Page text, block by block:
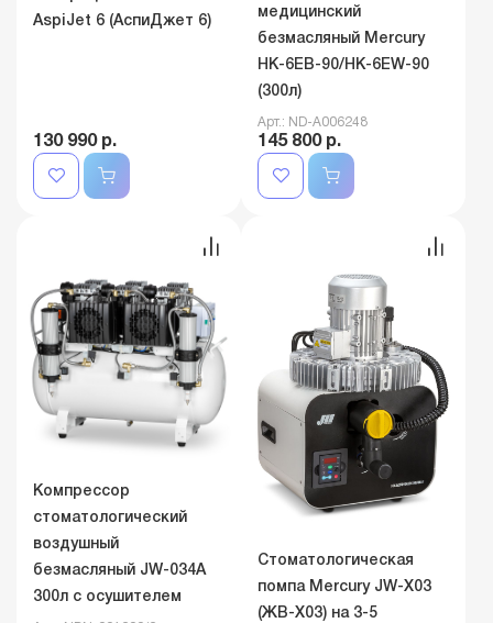
AspiJet 6 (АспиДжет 6)
130 990 р.
медицинский
безмасляный Mercury
HK-6EВ-90/HK-6EW-90
(300л)
Арт.: ND-A006248
145 800 р.
Компрессор
стоматологический
воздушный
безмасляный JW-034A
300л с осушителем
Стоматологическая
помпа Mercury JW-X03
(ЖВ-Х03) на 3-5